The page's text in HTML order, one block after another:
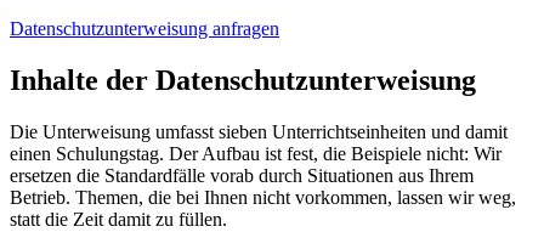
Datenschutzunterweisung anfragen
Inhalte der Datenschutzunterweisung
Die Unterweisung umfasst sieben Unterrichtseinheiten und damit
einen Schulungstag. Der Aufbau ist fest, die Beispiele nicht: Wir
ersetzen die Standardfälle vorab durch Situationen aus Ihrem
Betrieb. Themen, die bei Ihnen nicht vorkommen, lassen wir weg,
statt die Zeit damit zu füllen.